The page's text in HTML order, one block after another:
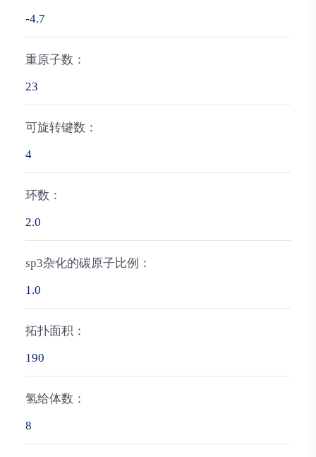
-4.7
重原子数：
23
可旋转键数：
4
环数：
2.0
sp3杂化的碳原子比例：
1.0
拓扑面积：
190
氢给体数：
8